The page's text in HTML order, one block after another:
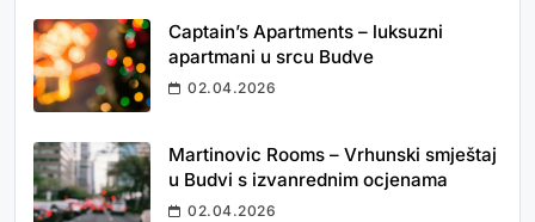
Captain’s Apartments – luksuzni
apartmani u srcu Budve
02.04.2026
Martinovic Rooms – Vrhunski smještaj
u Budvi s izvanrednim ocjenama
02.04.2026